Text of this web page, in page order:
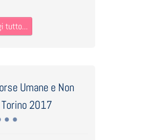
tutto...
Umane e Non
2017